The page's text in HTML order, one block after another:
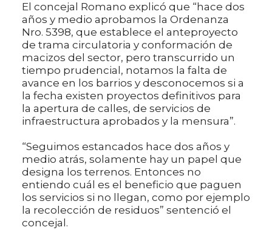
El concejal Romano explicó que “hace dos
años y medio aprobamos la Ordenanza
Nro. 5398, que establece el anteproyecto
de trama circulatoria y conformación de
macizos del sector, pero transcurrido un
tiempo prudencial, notamos la falta de
avance en los barrios y desconocemos si a
la fecha existen proyectos definitivos para
la apertura de calles, de servicios de
infraestructura aprobados y la mensura”.
“Seguimos estancados hace dos años y
medio atrás, solamente hay un papel que
designa los terrenos. Entonces no
entiendo cuál es el beneficio que paguen
los servicios si no llegan, como por ejemplo
la recolección de residuos” sentenció el
concejal.